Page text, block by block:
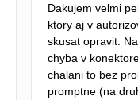
Dakujem velmi
ktory aj v
skusat opravit.
chyba v
chalani to bez
promptne (na